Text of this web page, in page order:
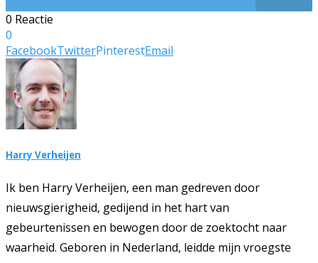
0 Reactie
0
FacebookTwitterPinterestEmail
Harry Verheijen
Ik ben Harry Verheijen, een man gedreven door
nieuwsgierigheid, gedijend in het hart van
gebeurtenissen en bewogen door de zoektocht naar
waarheid. Geboren in Nederland, leidde mijn vroegste